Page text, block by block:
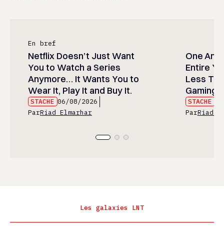
En bref
Netflix Doesn’t Just Want
You to Watch a Series
Anymore… It Wants You to
Wear It, Play It and Buy It.
STACHE 06/08/2026
ParRiad Elmarhar
One
Entire
Less
Gaming
STACHE
ParRiad
Les galaxies LNT